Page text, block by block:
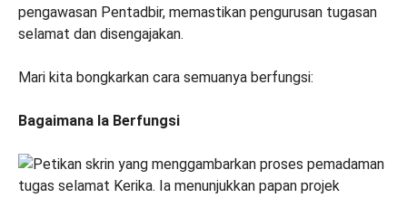
pengawasan Pentadbir, memastikan pengurusan tugasan
selamat dan disengajakan.
Mari kita bongkarkan cara semuanya berfungsi:
Bagaimana Ia Berfungsi